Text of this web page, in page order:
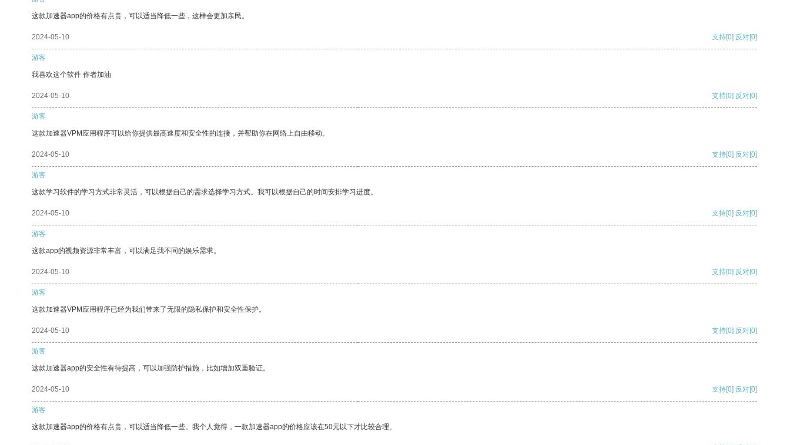
这款加速器app的价格有点贵，可以适当降低一些，这样会更加亲民。
2024-05-10 支持[0] 反对[0]
游客
我喜欢这个软件 作者加油
2024-05-10 支持[0] 反对[0]
游客
这款加速器VPM应用程序可以给你提供最高速度和安全性的连接，并帮助你在网络上自由移动。
2024-05-10 支持[0] 反对[0]
游客
这款学习软件的学习方式非常灵活，可以根据自己的需求选择学习方式。我可以根据自己的时间安排学习进度。
2024-05-10 支持[0] 反对[0]
游客
这款app的视频资源非常丰富，可以满足我不同的娱乐需求。
2024-05-10 支持[0] 反对[0]
游客
这款加速器VPM应用程序已经为我们带来了无限的隐私保护和安全性保护。
2024-05-10 支持[0] 反对[0]
游客
这款加速器app的安全性有待提高，可以加强防护措施，比如增加双重验证。
2024-05-10 支持[0] 反对[0]
游客
这款加速器app的价格有点贵，可以适当降低一些。我个人觉得，一款加速器app的价格应该在50元以下才比较合理。